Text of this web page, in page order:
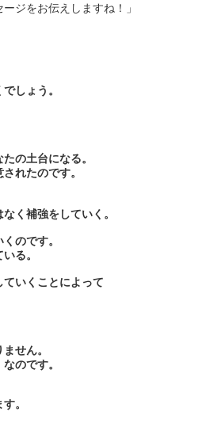
ジをお伝えしますね！」
しょう。
の土台になる。
れたのです。
く補強をしていく。
のです。
る。
いくことによって
せん。
のです。
。